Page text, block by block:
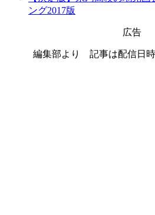
ング2017版
広告
編集部より 記事は配信日時